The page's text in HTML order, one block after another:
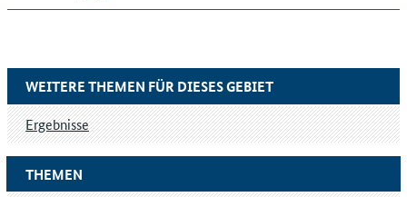
THEMEN
WEITERE THEMEN FÜR DIESES GEBIET
Ergebnisse